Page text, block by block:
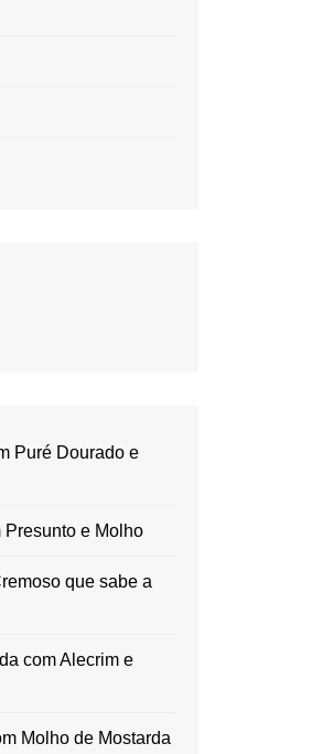
Puré Dourado e
Presunto e Molho
que sabe a
com Alecrim e
Molho de Mostarda